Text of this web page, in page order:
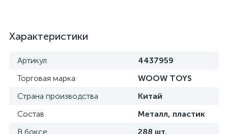
Характеристики
Артикул
4437959
Торговая марка
WOOW TOYS
Страна производства
Китай
Состав
Металл, пластик
В боксе
288 шт.